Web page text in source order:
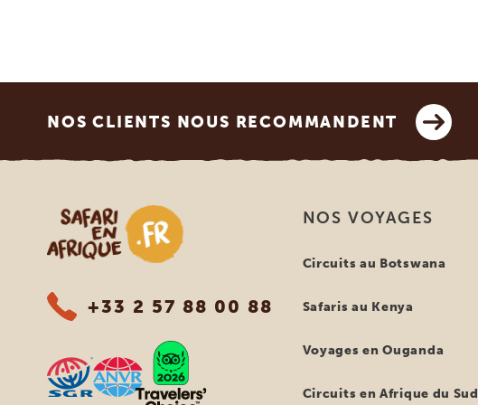
NOS CLIENTS NOUS RECOMMANDENT
Safari en Afrique
+33 2 57 88 00 88
NOS VOYAGES
Circuits au Botswana
Safaris au Kenya
Voyages en Ouganda
Circuits en Afrique du Sud